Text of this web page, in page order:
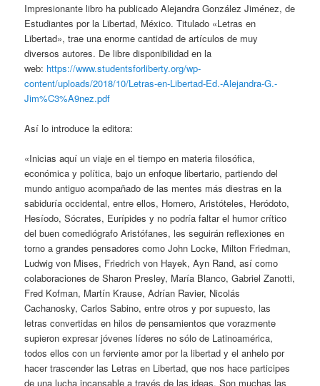
Impresionante libro ha publicado Alejandra González Jiménez, de
Estudiantes por la Libertad, México. Titulado «Letras en
Libertad», trae una enorme cantidad de artículos de muy
diversos autores. De libre disponibilidad en la
web: https://www.studentsforliberty.org/wp-
content/uploads/2018/10/Letras-en-Libertad-Ed.-Alejandra-G.-
Jim%C3%A9nez.pdf
Así lo introduce la editora:
«Inicias aquí un viaje en el tiempo en materia filosófica,
económica y política, bajo un enfoque libertario, partiendo del
mundo antiguo acompañado de las mentes más diestras en la
sabiduría occidental, entre ellos, Homero, Aristóteles, Heródoto,
Hesíodo, Sócrates, Eurípides y no podría faltar el humor crítico
del buen comediógrafo Aristófanes, les seguirán reflexiones en
torno a grandes pensadores como John Locke, Milton Friedman,
Ludwig von Mises, Friedrich von Hayek, Ayn Rand, así como
colaboraciones de Sharon Presley, María Blanco, Gabriel Zanotti,
Fred Kofman, Martín Krause, Adrían Ravier, Nicolás
Cachanosky, Carlos Sabino, entre otros y por supuesto, las
letras convertidas en hilos de pensamientos que vorazmente
supieron expresar jóvenes líderes no sólo de Latinoamérica,
todos ellos con un ferviente amor por la libertad y el anhelo por
hacer trascender las Letras en Libertad, que nos hace participes
de una lucha incansable a través de las ideas. Son muchas las